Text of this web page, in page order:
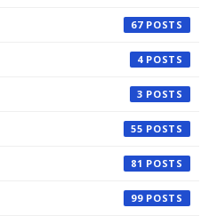
67
4
3
55
81
99